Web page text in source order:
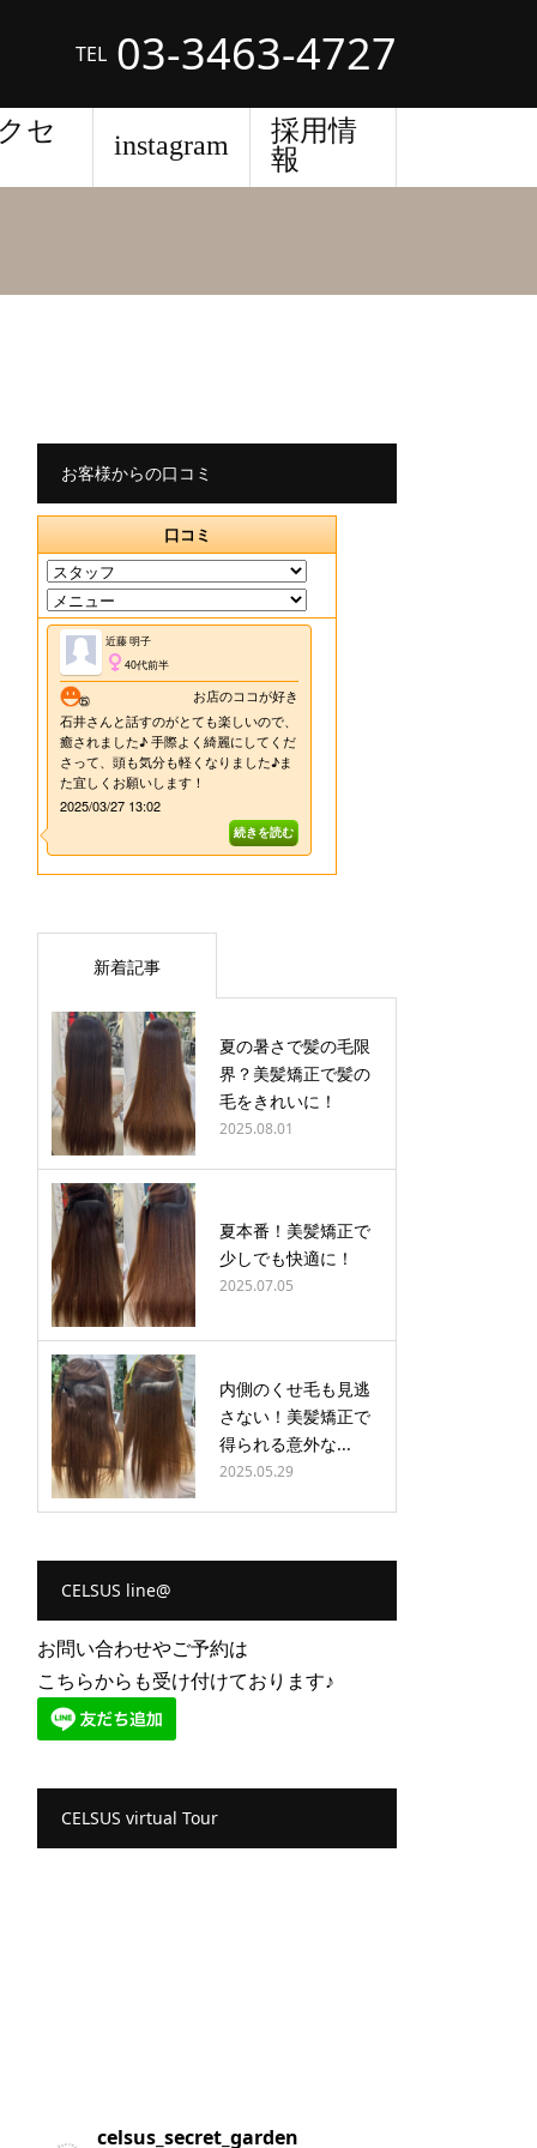
TEL 03-3463-4727
セ
instagram
採用情
報
お客様からの口コミ
新着記事
夏の暑さで髪の毛限
界？美髪矯正で髪の
毛をきれいに！
2025.08.01
夏本番！美髪矯正で
少しでも快適に！
2025.07.05
内側のくせ毛も見逃
さない！美髪矯正で
得られる意外な...
2025.05.29
CELSUS line@
お問い合わせやご予約は
こちらからも受け付けております♪
CELSUS virtual Tour
celsus_secret_garden